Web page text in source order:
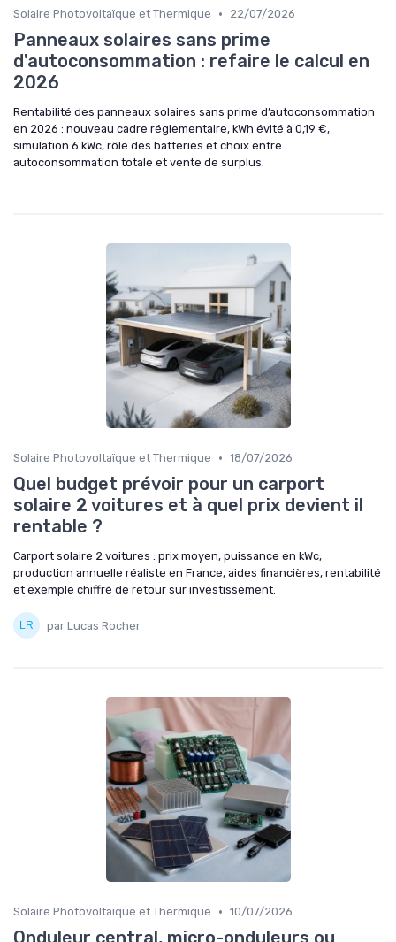
Solaire Photovoltaïque et Thermique • 22/07/2026
Panneaux solaires sans prime
d'autoconsommation : refaire le calcul en
2026
Rentabilité des panneaux solaires sans prime d’autoconsommation
en 2026 : nouveau cadre réglementaire, kWh évité à 0,19 €,
simulation 6 kWc, rôle des batteries et choix entre
autoconsommation totale et vente de surplus.
Solaire Photovoltaïque et Thermique • 18/07/2026
Quel budget prévoir pour un carport
solaire 2 voitures et à quel prix devient il
rentable ?
Carport solaire 2 voitures : prix moyen, puissance en kWc,
production annuelle réaliste en France, aides financières, rentabilité
et exemple chiffré de retour sur investissement.
par Lucas Rocher
Solaire Photovoltaïque et Thermique • 10/07/2026
Onduleur central, micro-onduleurs ou